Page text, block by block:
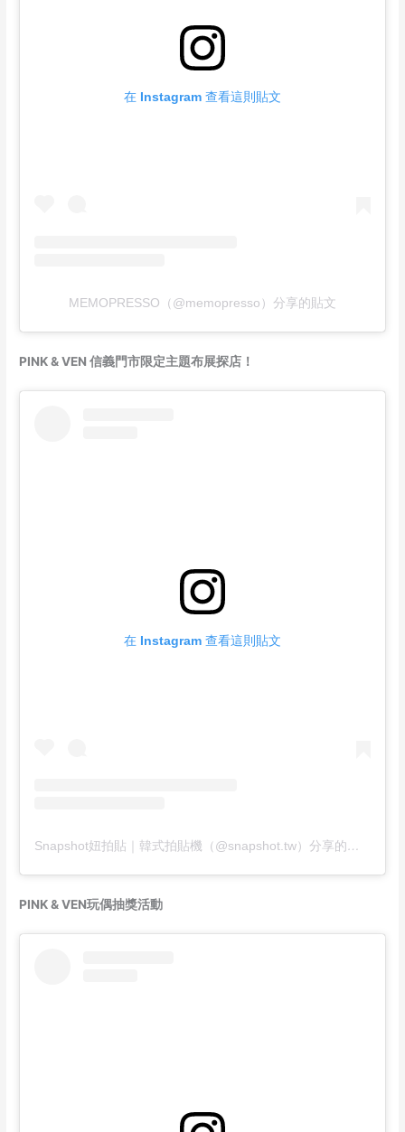
在 Instagram 查看這則貼文
MEMOPRESSO（@memopresso）分享的貼文
PINK & VEN 信義門市限定主題布展探店！
在 Instagram 查看這則貼文
Snapshot妞拍貼｜韓式拍貼機（@snapshot.tw）分享的貼文
PINK & VEN玩偶抽獎活動